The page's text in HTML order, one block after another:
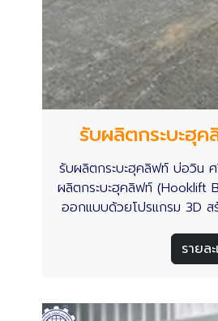
รับผลิตกระบะฮุค
รับผลิตกระบะฮุคลิฟท์ บ่อวิน
ผลิตกระบะฮุคลิฟท์
ออกแบบด้วยโปรแกรม 3D ส
โครงสร้าง(มอก) พร้อมทั้งง
ประสบการณ์งานเชื่อมประก
จำกัด พร้อมให้บริการลูกค้
รายล